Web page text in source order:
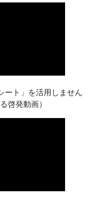
ート」を活用しません
啓発動画）